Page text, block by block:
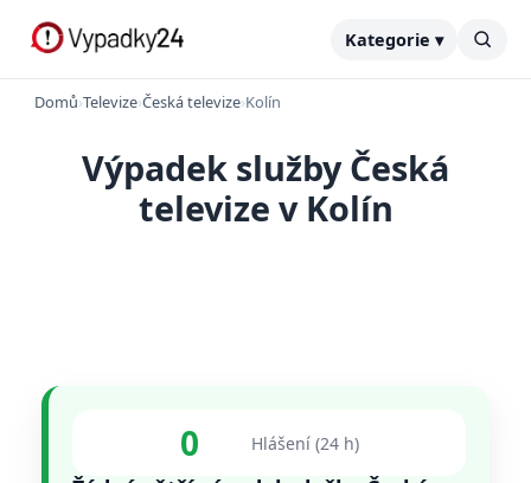
Kategorie ▾
Domů›Televize›Česká televize›Kolín
Výpadek služby Česká
televize v Kolín
0 Hlášení (24 h)